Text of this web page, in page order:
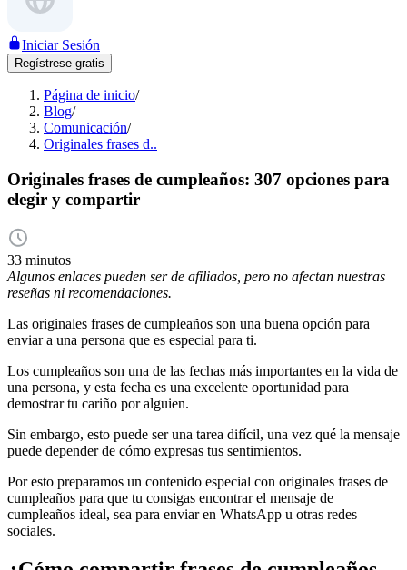
Iniciar Sesión
Regístrese gratis
Página de inicio/
Blog/
Comunicación/
Originales frases d..
Originales frases de cumpleaños: 307 opciones para
elegir y compartir
33 minutos
Algunos enlaces pueden ser de afiliados, pero no afectan nuestras
reseñas ni recomendaciones.
Las originales frases de cumpleaños son una buena opción para
enviar a una persona que es especial para ti.
Los cumpleaños son una de las fechas más importantes en la vida de
una persona, y esta fecha es una excelente oportunidad para
demostrar tu cariño por alguien.
Sin embargo, esto puede ser una tarea difícil, una vez qué la mensaje
puede depender de cómo expresas tus sentimientos.
Por esto preparamos un contenido especial con originales frases de
cumpleaños para que tu consigas encontrar el mensaje de
cumpleaños ideal, sea para enviar en WhatsApp u otras redes
sociales.